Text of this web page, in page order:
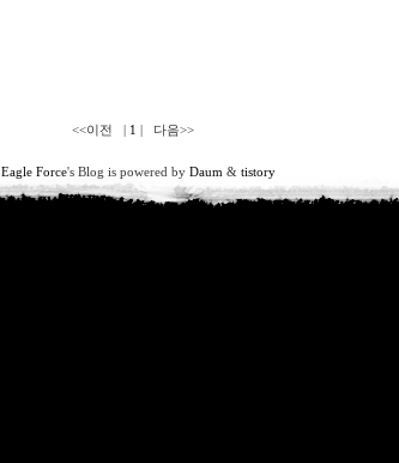
<<이전 | 1 | 다음>>
Eagle Force's Blog is powered by Daum & tistory